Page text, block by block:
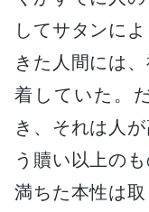
してサタンに
きた人間には
着していた。
き、それは人
う贖い以上の
満ちた本性は